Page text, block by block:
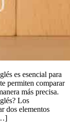
es esencial para
permiten comparar
más precisa.
Los
dos elementos